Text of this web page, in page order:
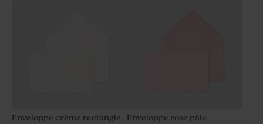
Enveloppe crème rectangle Enveloppe rose pâle